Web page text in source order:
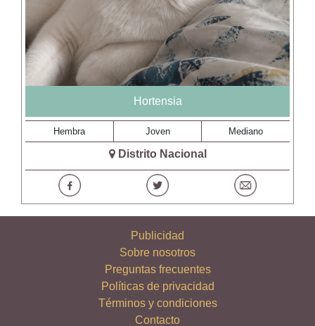
Hortensia
Hembra Joven Mediano
Distrito Nacional
Publicidad
Sobre nosotros
Preguntas frecuentes
Políticas de privacidad
Términos y condiciones
Contacto